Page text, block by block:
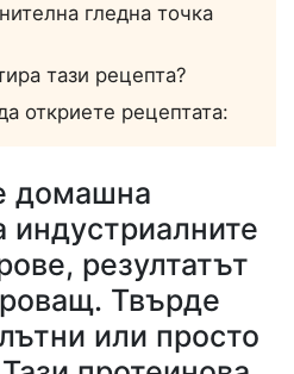
гледна точка
тази рецепта?
откриете рецептата:
домашна
индустриалните
резултатът
Твърде
или просто